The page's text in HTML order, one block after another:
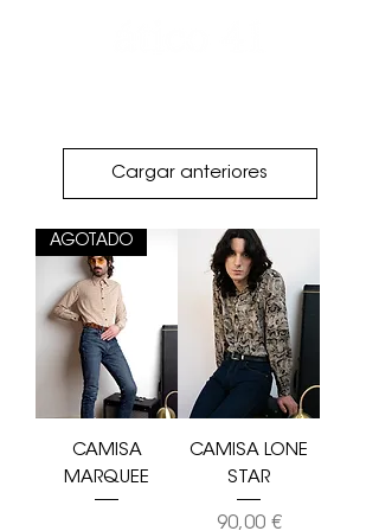
Cargar anteriores
AGOTADO
CAMISA
MARQUEE
CAMISA LONE
STAR
Precio
90,00 €